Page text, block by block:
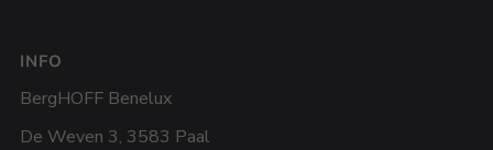
INFO
BergHOFF Benelux
De Weven 3, 3583 Paal